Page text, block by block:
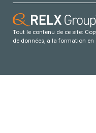
Tout le contenu de ce site:
de données, a la formation